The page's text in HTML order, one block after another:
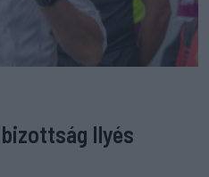
Ilyés